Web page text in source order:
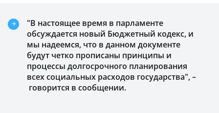
"В настоящее время в парламенте
обсуждается новый Бюджетный кодекс, и
мы надеемся, что в данном документе
будут четко прописаны принципы и
процессы долгосрочного планирования
всех социальных расходов государства", –
говорится в сообщении.